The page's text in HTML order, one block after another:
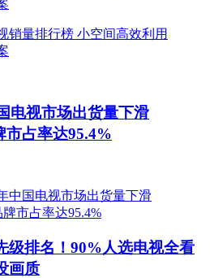
电视市场出货量下滑
市占率达95.4%
级排名！90%人选电视全看
画质